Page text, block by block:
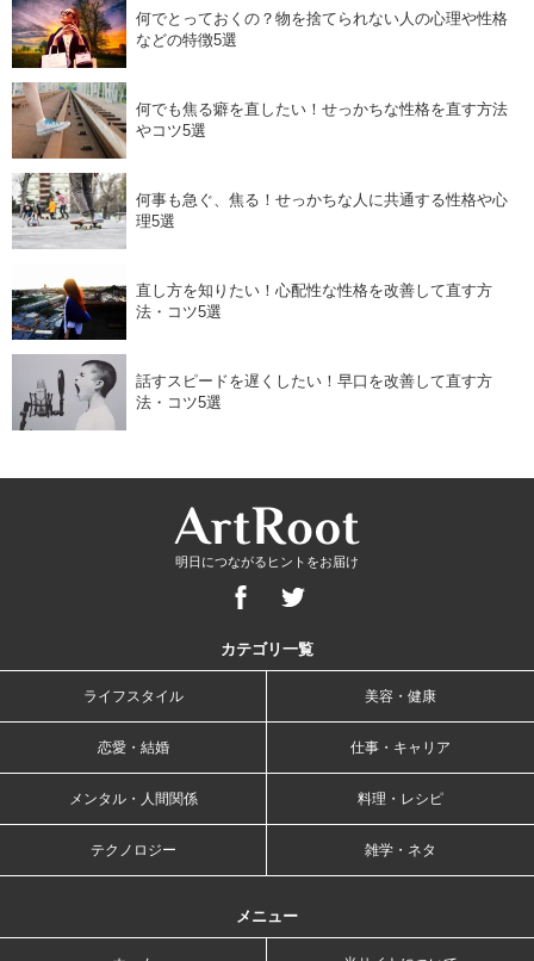
何でとっておくの？物を捨てられない人の心理や性格
などの特徴5選
何でも焦る癖を直したい！せっかちな性格を直す方法
やコツ5選
何事も急ぐ、焦る！せっかちな人に共通する性格や心
理5選
直し方を知りたい！心配性な性格を改善して直す方
法・コツ5選
話すスピードを遅くしたい！早口を改善して直す方
法・コツ5選
明日につながるヒントをお届け
カテゴリ一覧
ライフスタイル 美容・健康
恋愛・結婚 仕事・キャリア
メンタル・人間関係 料理・レシピ
テクノロジー 雑学・ネタ
メニュー